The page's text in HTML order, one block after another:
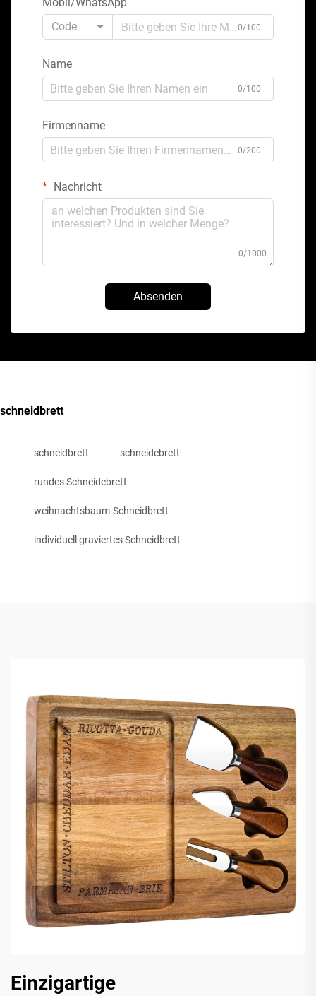
Mobil/WhatsApp
Code
0/100
Name
0/100
Firmenname
0/200
Nachricht
0/1000
Absenden
schneidbrett
schneidbrett schneidebrett
rundes Schneidebrett
weihnachtsbaum-Schneidbrett
individuell graviertes Schneidbrett
Einzigartige